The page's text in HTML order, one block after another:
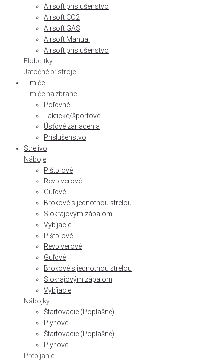
Airsoft príslušenstvo
Airsoft CO2
Airsoft GAS
Airsoft Manual
Airsoft príslušenstvo
Flobertky
Jatočné prístroje
Tlmiče
Tlmiče na zbrane
Poľovné
Taktické/športové
Úsťové zariadenia
Príslušenstvo
Strelivo
Náboje
Pištoľové
Revolverové
Guľové
Brokové s jednotnou strelou
S okrajovým zápalom
Vybíjacie
Pištoľové
Revolverové
Guľové
Brokové s jednotnou strelou
S okrajovým zápalom
Vybíjacie
Nábojky
Štartovacie (Poplašné)
Plynové
Štartovacie (Poplašné)
Plynové
Prebíjanie